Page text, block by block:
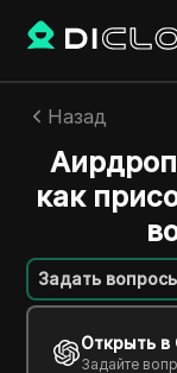
Назад
Аирдроп
как
Задать
Открыть в
Задайте
Линь
07 окт.